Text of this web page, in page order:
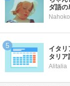
ダ語の
Nahoko
イタリ
タリア
Alitalia